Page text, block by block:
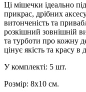
Ці мішечки ідеально
прикрас, дрібних
витонченість та
розкішний зовнішній
та турботи про кожну
цінує якість та красу в
У комплекті: 5 шт.
Розмір: 8х10 см.